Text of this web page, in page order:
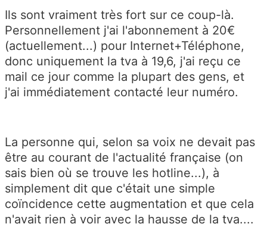
Ils sont vraiment très fort sur ce coup-là.
Personnellement j'ai l'abonnement à 20€
(actuellement...) pour Internet+Téléphone,
donc uniquement la tva à 19,6, j'ai reçu ce
mail ce jour comme la plupart des gens, et
j'ai immédiatement contacté leur numéro.
La personne qui, selon sa voix ne devait pas
être au courant de l'actualité française (on
sais bien où se trouve les hotline...), à
simplement dit que c'était une simple
coïncidence cette augmentation et que cela
n'avait rien à voir avec la hausse de la tva....